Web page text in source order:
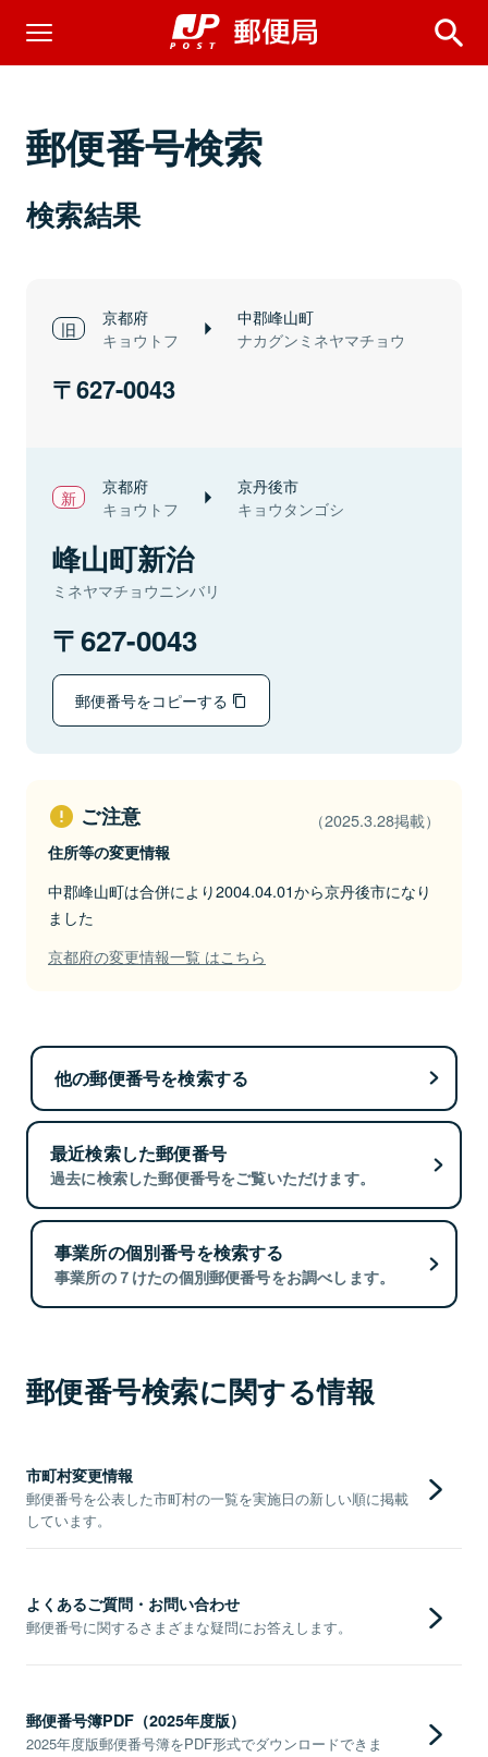
郵便番号検索
検索結果
京都府
キョウトフ
中郡峰山町
ナカグンミネヤマチョウ
627-0043
京都府
キョウトフ
京丹後市
キョウタンゴシ
峰山町新治
ミネヤマチョウニンバリ
627-0043
郵便番号をコピーする
ご注意 （2025.3.28掲載）
住所等の変更情報
中郡峰山町は合併により2004.04.01から京丹後市になり
ました
京都府の変更情報一覧 はこちら
他の郵便番号を検索する
最近検索した郵便番号
過去に検索した郵便番号をご覧いただけます。
事業所の個別番号を検索する
事業所の７けたの個別郵便番号をお調べします。
郵便番号検索に関する情報
市町村変更情報
郵便番号を公表した市町村の一覧を実施日の新しい順に掲載
しています。
よくあるご質問・お問い合わせ
郵便番号に関するさまざまな疑問にお答えします。
郵便番号簿PDF（2025年度版）
2025年度版郵便番号簿をPDF形式でダウンロードできま